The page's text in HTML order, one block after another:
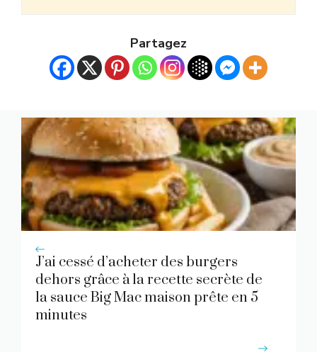
Partagez
J’ai cessé d’acheter des burgers
dehors grâce à la recette secrète de
la sauce Big Mac maison prête en 5
minutes